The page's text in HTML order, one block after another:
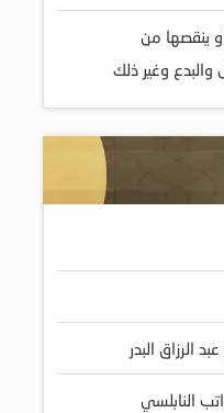
ينقصها من
والبدع وغير ذلك
الرزاق البدر
النابلسي